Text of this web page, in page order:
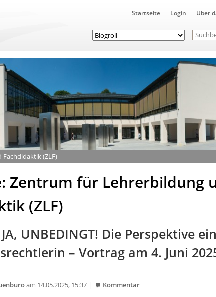
Startseite Login Über
(ZLF)
Zentrum für Lehrerbildung
(ZLF)
JA, UNBEDINGT! Die Perspektive
– Vortrag am 4. Juni
am 14.05.2025, 15:37 | Kommentar